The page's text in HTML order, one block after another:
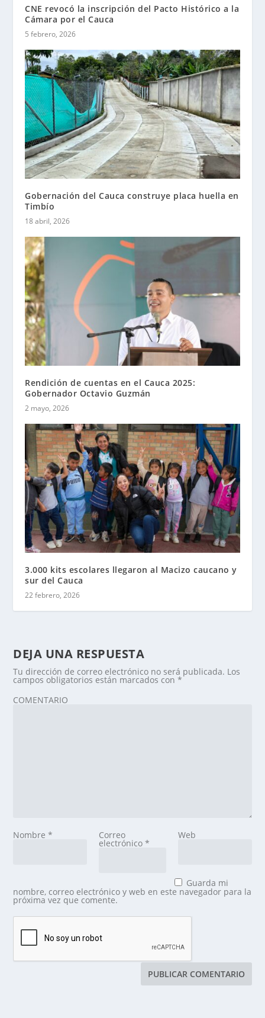
CNE revocó la inscripción del Pacto Histórico a la
Cámara por el Cauca
5 febrero, 2026
Gobernación del Cauca construye placa huella en
Timbío
18 abril, 2026
Rendición de cuentas en el Cauca 2025:
Gobernador Octavio Guzmán
2 mayo, 2026
3.000 kits escolares llegaron al Macizo caucano y
sur del Cauca
22 febrero, 2026
DEJA UNA RESPUESTA
Tu dirección de correo electrónico no será publicada. Los
campos obligatorios están marcados con*
COMENTARIO
Nombre* Correo
electrónico *
Web
Guarda mi
nombre, correo electrónico y web en este navegador para la
próxima vez que comente.